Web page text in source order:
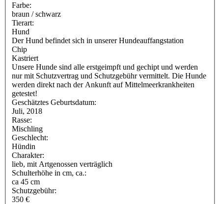
Farbe:
braun / schwarz
Tierart:
Hund
Der Hund befindet sich in unserer Hundeauffangstation
Chip
Kastriert
Unsere Hunde sind alle erstgeimpft und gechipt und werden
nur mit Schutzvertrag und Schutzgebühr vermittelt. Die Hunde
werden direkt nach der Ankunft auf Mittelmeerkrankheiten
getestet!
Geschätztes Geburtsdatum:
Juli, 2018
Rasse:
Mischling
Geschlecht:
Hündin
Charakter:
lieb, mit Artgenossen verträglich
Schulterhöhe in cm, ca.:
ca 45 cm
Schutzgebühr:
350 €